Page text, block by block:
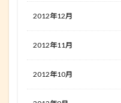
2012年12月
2012年11月
2012年10月